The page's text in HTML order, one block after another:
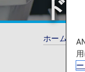
ド
ホーム